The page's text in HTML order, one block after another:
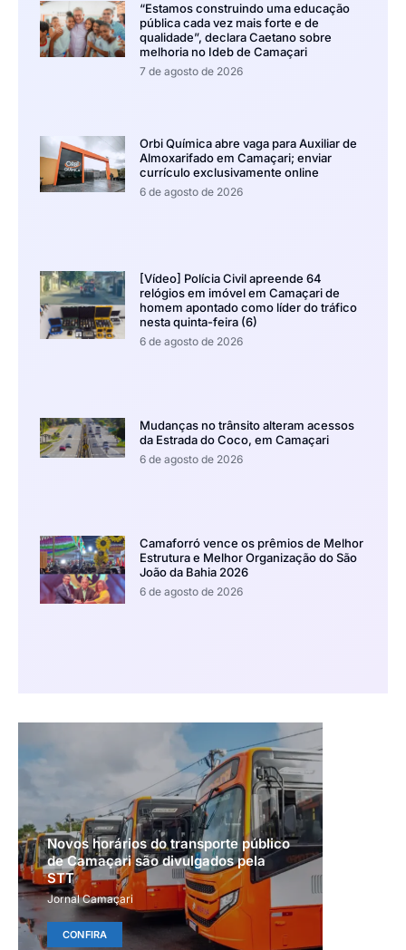
“Estamos construindo uma educação
pública cada vez mais forte e de
qualidade”, declara Caetano sobre
melhoria no Ideb de Camaçari
7 de agosto de 2026
Orbi Química abre vaga para Auxiliar de
Almoxarifado em Camaçari; enviar
currículo exclusivamente online
6 de agosto de 2026
[Vídeo] Polícia Civil apreende 64
relógios em imóvel em Camaçari de
homem apontado como líder do tráfico
nesta quinta-feira (6)
6 de agosto de 2026
Mudanças no trânsito alteram acessos
da Estrada do Coco, em Camaçari
6 de agosto de 2026
Camaforró vence os prêmios de Melhor
Estrutura e Melhor Organização do São
João da Bahia 2026
6 de agosto de 2026
Novos horários do transporte público
de Camaçari são divulgados pela
STT
Jornal Camaçari
CONFIRA